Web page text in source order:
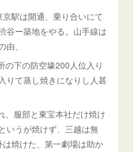
駅は開通、乗り合いにて
谷ー築地をやる。山手線は
、
の下の防空壕200人位入り
りて蒸し焼きになりし人甚
、服部と東宝本社だけ焼け
いうが焼けず、三越は無
焼けた、第一劇場は助か